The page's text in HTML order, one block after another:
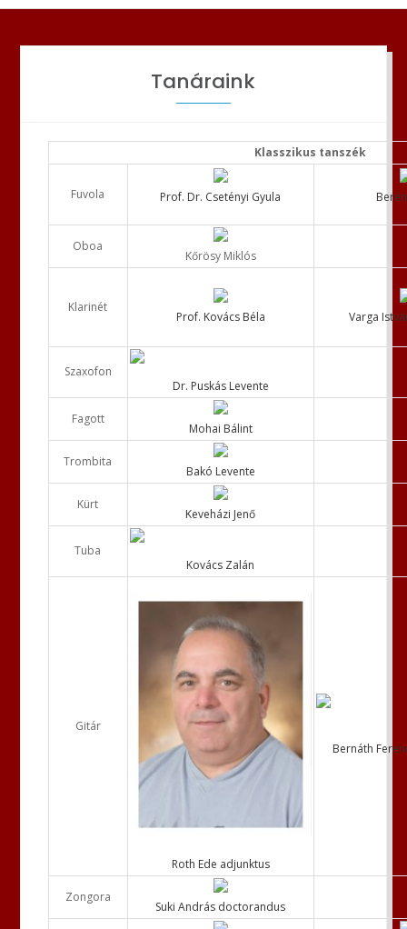
Tanáraink
Klasszikus tanszék
Fuvola Prof. Dr. Csetényi Gyula
Oboa
Kőrösy Miklós
Klarinét
Prof. Kovács Béla Varga
Szaxofon
Dr. Puskás Levente
Fagott
Mohai Bálint
Trombita
Bakó Levente
Kürt
Keveházi Jenő
Tuba
Kovács Zalán
Gitár
Roth Ede adjunktus
Bernáth
Zongora
Suki András doctorandus